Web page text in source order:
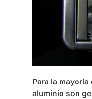
Para la
aluminio son